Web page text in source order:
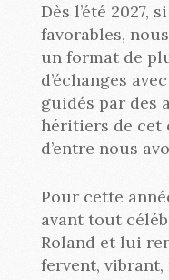
Dès l’été 2027,
favorables,
un format de
d’échanges
guidés par des
héritiers de cet
d’entre nous
Pour cette
avant tout
Roland et lui
fervent,